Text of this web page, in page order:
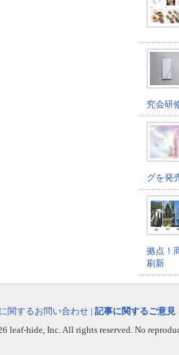
究会研
グを発
拠点！
刷新
関するお問い合わせ | 記事に関するご意見
leaf-hide, Inc. All rights reserved. No